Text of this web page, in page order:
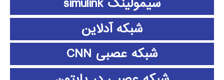
شبکه آدلاین
شبکه عصبی CNN